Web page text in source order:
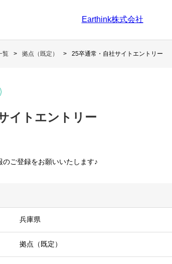
Earthink株式会社
覧 拠点（既定） 25卒通常・自社サイトエントリー
イトエントリー
ご登録をお願いいたします♪
兵庫県
拠点（既定）